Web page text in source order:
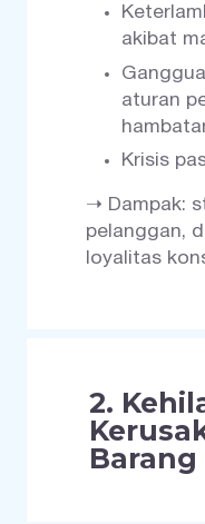
akibat
aturan
Krisis
➝ Dampak:
pelanggan,
loyalitas
2.
Barang